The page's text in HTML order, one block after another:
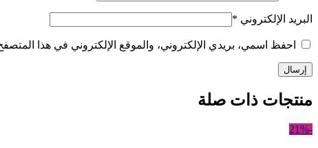
البريد الإلكتروني *
احفظ اسمي، بريدي الإلكتروني، والموقع الإلكتروني في هذا
منتجات ذات صلة
-21%